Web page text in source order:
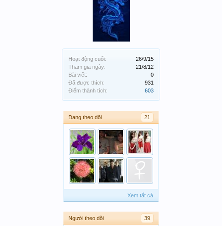
Hoạt động cuối:
26/9/15
Tham gia ngày:
21/8/12
Bài viết:
0
Đã được thích:
931
Điểm thành tích:
603
Đang theo dõi 21
Xem tất cả
Người theo dõi 39